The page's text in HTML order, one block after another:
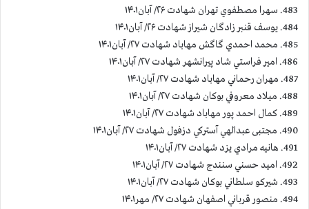
483. سهرا مصطفوي تهران شهادت ۲۶/ آبان۱۴۰۱
484. يوسف قنبر زادگان شيراز شهادت ۲۶/ آبان۱۴۰۱
485. محمد احمدي گاگش مهاباد شهادت ۲۷/ آبان۱۴۰۱
486. امير فراستي شاد پيرانشهر شهادت ۲۷/ آبان۱۴۰۱
487. مهران رحماني مهاباد شهادت ۲۷/ آبان۱۴۰۱
488. ميلاد معروفي بوكان شهادت ۲۷/ آبان۱۴۰۱
489. كمال احمد پور مهاباد شهادت ۲۷/ آبان۱۴۰۱
490. مجتبی عبدالهي آستركي دزفول شهادت ۲۷/ آبان۱۴۰۱
491. هانيه مرادي يزد شهادت ۲۷/ آبان۱۴۰۱
492. اميد حسني سنندج شهادت ۲۷/ آبان۱۴۰۱
493. شيركو سلطاني بوكان شهادت ۲۷/ آبان۱۴۰۱
494. منصور قرباني اصفهان شهادت ۲۷/ مهر۱۴۰۱